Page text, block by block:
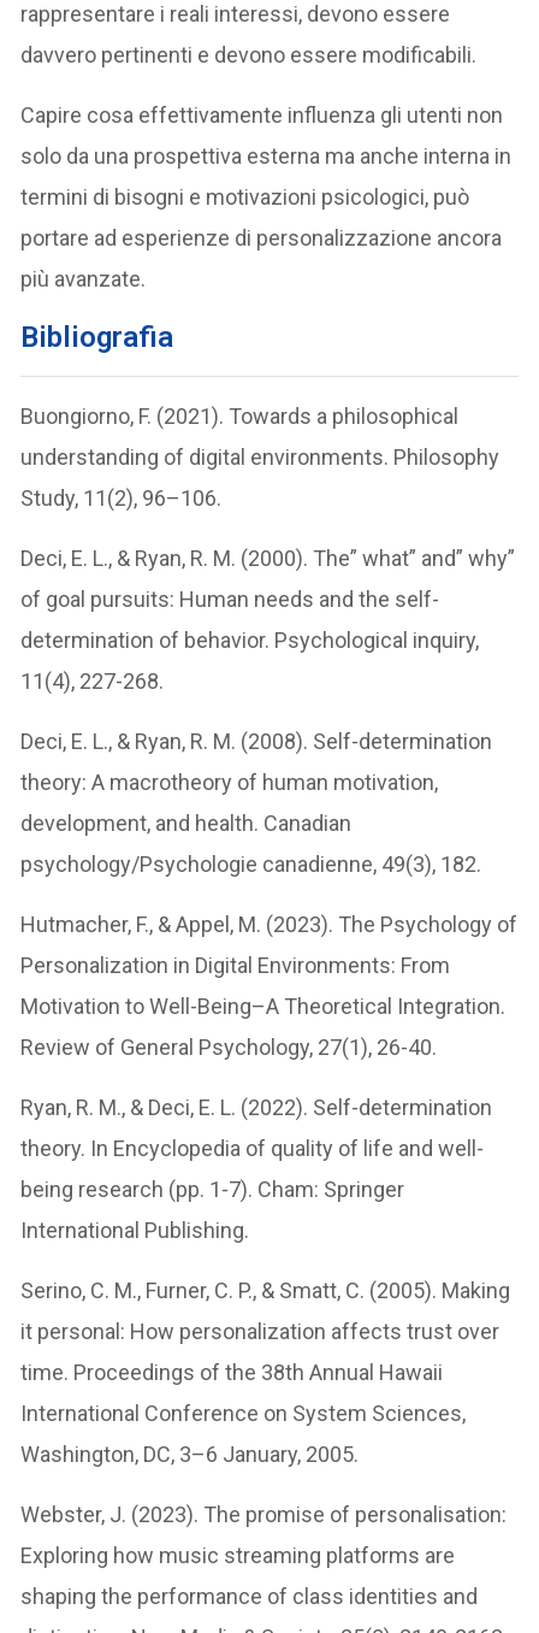
rappresentare i reali interessi, devono essere
davvero pertinenti e devono essere modificabili.
Capire cosa effettivamente influenza gli utenti non
solo da una prospettiva esterna ma anche interna in
termini di bisogni e motivazioni psicologici, può
portare ad esperienze di personalizzazione ancora
più avanzate.
Bibliografia
Buongiorno, F. (2021). Towards a philosophical
understanding of digital environments. Philosophy
Study, 11(2), 96–106.
Deci, E. L., & Ryan, R. M. (2000). The” what” and” why”
of goal pursuits: Human needs and the self-
determination of behavior. Psychological inquiry,
11(4), 227-268.
Deci, E. L., & Ryan, R. M. (2008). Self-determination
theory: A macrotheory of human motivation,
development, and health. Canadian
psychology/Psychologie canadienne, 49(3), 182.
Hutmacher, F., & Appel, M. (2023). The Psychology of
Personalization in Digital Environments: From
Motivation to Well-Being–A Theoretical Integration.
Review of General Psychology, 27(1), 26-40.
Ryan, R. M., & Deci, E. L. (2022). Self-determination
theory. In Encyclopedia of quality of life and well-
being research (pp. 1-7). Cham: Springer
International Publishing.
Serino, C. M., Furner, C. P., & Smatt, C. (2005). Making
it personal: How personalization affects trust over
time. Proceedings of the 38th Annual Hawaii
International Conference on System Sciences,
Washington, DC, 3–6 January, 2005.
Webster, J. (2023). The promise of personalisation:
Exploring how music streaming platforms are
shaping the performance of class identities and